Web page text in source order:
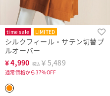
time sale LIMITED
シルクフィール・サテン切替プ
ルオーバー
¥4,990 税込 ￥5,489
通常価格から37%OFF